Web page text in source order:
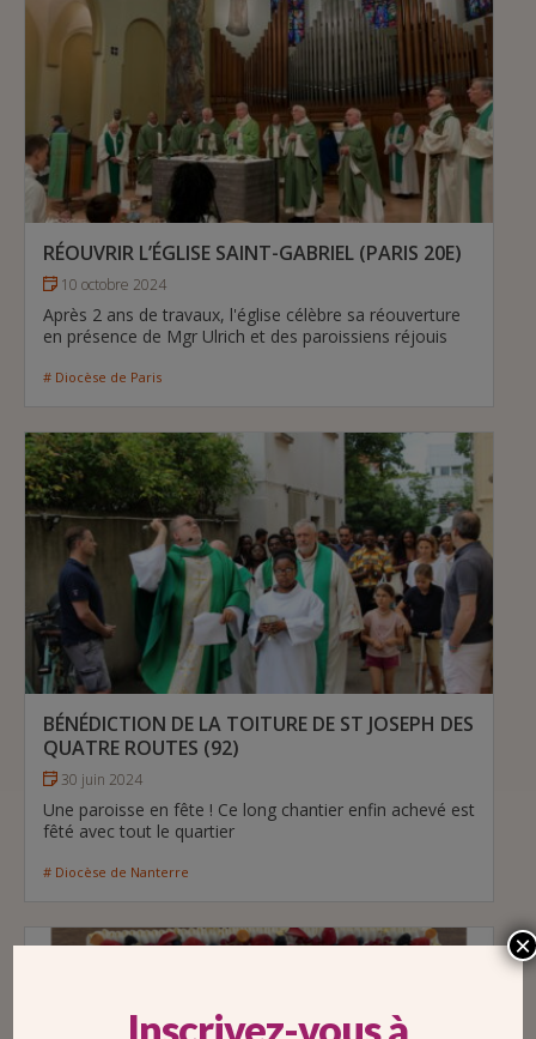
RÉOUVRIR L’ÉGLISE SAINT-GABRIEL (PARIS 20E)
10 octobre 2024
Après 2 ans de travaux, l'église célèbre sa réouverture
en présence de Mgr Ulrich et des paroissiens réjouis
# Diocèse de Paris
BÉNÉDICTION DE LA TOITURE DE ST JOSEPH DES
QUATRE ROUTES (92)
30 juin 2024
Une paroisse en fête ! Ce long chantier enfin achevé est
fêté avec tout le quartier
# Diocèse de Nanterre
Inscrivez-vous à
×